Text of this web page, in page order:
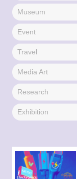
Museum
Event
Travel
Media Art
Research
Exhibition